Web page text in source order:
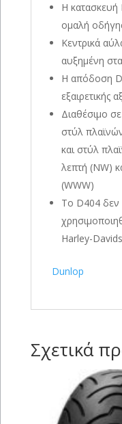
Η κατασκευή
ομαλή
Κεντρικά
αυξημένη
Η απόδοση
εξαιρετικής
Διαθέσιμο
στύλ
και στύλ
λεπτή (NW)
(WWW)
Το D404 δεν
Harley-
Dunlop
Σχετικά